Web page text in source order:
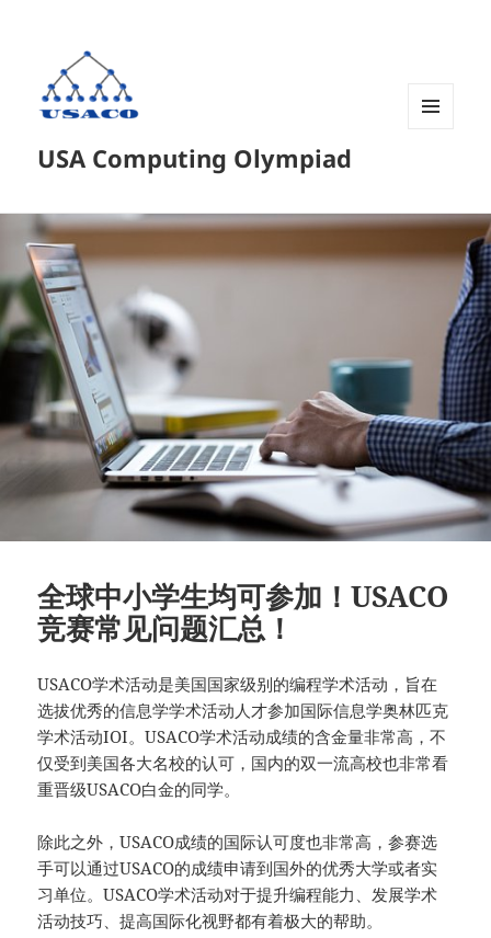
USA Computing Olympiad
全球中小学生均可参加！USACO
竞赛常见问题汇总！
USACO学术活动是美国国家级别的编程学术活动，旨在
选拔优秀的信息学学术活动人才参加国际信息学奥林匹克
学术活动IOI。USACO学术活动成绩的含金量非常高，不
仅受到美国各大名校的认可，国内的双一流高校也非常看
重晋级USACO白金的同学。
除此之外，USACO成绩的国际认可度也非常高，参赛选
手可以通过USACO的成绩申请到国外的优秀大学或者实
习单位。USACO学术活动对于提升编程能力、发展学术
活动技巧、提高国际化视野都有着极大的帮助。